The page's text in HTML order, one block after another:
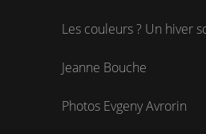
Les couleurs ? Un hiver
Jeanne Bouche
Photos Evgeny Avrorin